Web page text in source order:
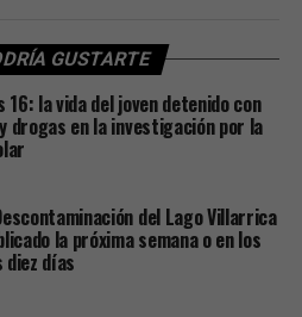
GUSTARTE
16: la vida del joven detenido con
drogas en la investigación por la
del Lago Villarrica
la próxima semana o en los
diez días